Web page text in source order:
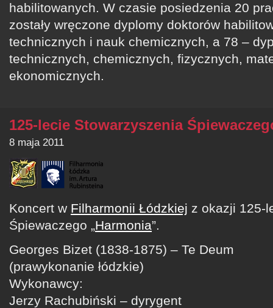
habilitowanych. W czasie posiedzenia 20
zostały wręczone dyplomy doktorów
technicznych i nauk chemicznych, a 78 –
technicznych, chemicznych, fizycznych,
ekonomicznych.
125-lecie Stowarzyszenia
8 maja 2011
Koncert w Filharmonii Łódzkiej z okazji 125-
Śpiewaczego „Harmonia”.
Georges Bizet (1838-1875) – Te Deum
(prawykonanie łódzkie)
Wykonawcy:
Jerzy Rachubiński – dyrygent